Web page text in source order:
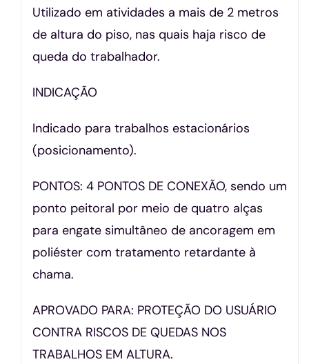
Utilizado em atividades a mais de 2 metros
de altura do piso, nas quais haja risco de
queda do trabalhador.
INDICAÇÃO
Indicado para trabalhos estacionários
(posicionamento).
PONTOS: 4 PONTOS DE CONEXÃO, sendo um
ponto peitoral por meio de quatro alças
para engate simultâneo de ancoragem em
poliéster com tratamento retardante à
chama.
APROVADO PARA: PROTEÇÃO DO USUÁRIO
CONTRA RISCOS DE QUEDAS NOS
TRABALHOS EM ALTURA.